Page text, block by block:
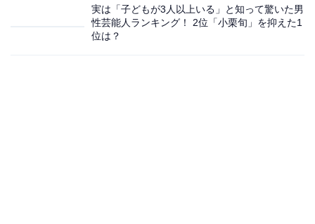
実は「子どもが3人以上いる」と知って驚いた男
性芸能人ランキング！ 2位「小栗旬」を抑えた1
位は？